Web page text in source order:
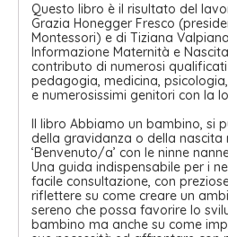
Questo libro è il risultato del
Grazia Honegger Fresco
Montessori) e di Tiziana
Informazione Maternità e
contributo di numerosi
pedagogia, medicina,
e numerosissimi genitori con la
Il libro Abbiamo un bambino, si
della gravidanza o della nascita
‘Benvenuto/a’ con le ninne
Una guida indispensabile per i
facile consultazione, con
riflettere su come creare un
sereno che possa favorire lo
bambino ma anche su come